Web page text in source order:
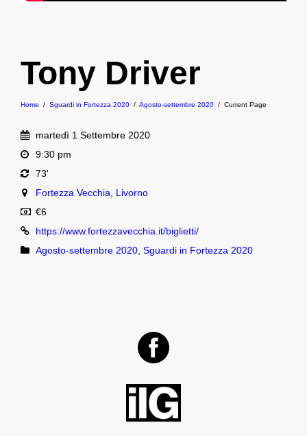
Tony Driver
Home / Sguardi in Fortezza 2020 / Agosto-settembre 2020 / Current Page
martedì 1 Settembre 2020
9:30 pm
73'
Fortezza Vecchia, Livorno
€6
https://www.fortezzavecchia.it/biglietti/
Agosto-settembre 2020 Sguardi in Fortezza 2020